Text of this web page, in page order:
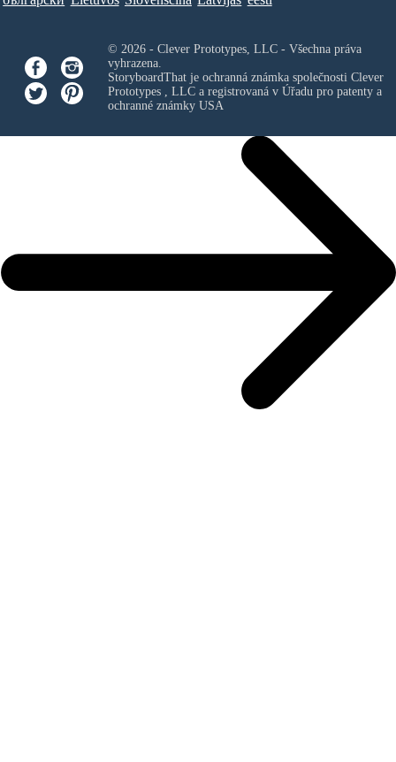
© 2026 - Clever Prototypes, LLC - Všechna práva
vyhrazena.
StoryboardThat je ochranná známka společnosti Clever
Prototypes , LLCa registrovaná v Úřadu pro patenty a
ochranné známky USA